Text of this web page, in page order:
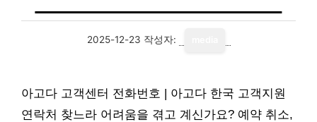
2025-12-23 작성자:
아고다 고객센터 전화번호 | 아고다 한국 고객지원
연락처 찾느라 어려움을 겪고 계신가요? 예약 취소,